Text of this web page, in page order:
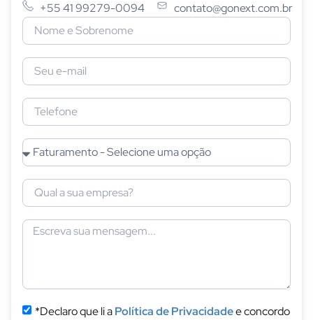
+55 41 99279-0094
contato@gonext.com.br
*Declaro que li aPolítica de Privacidadee concordo